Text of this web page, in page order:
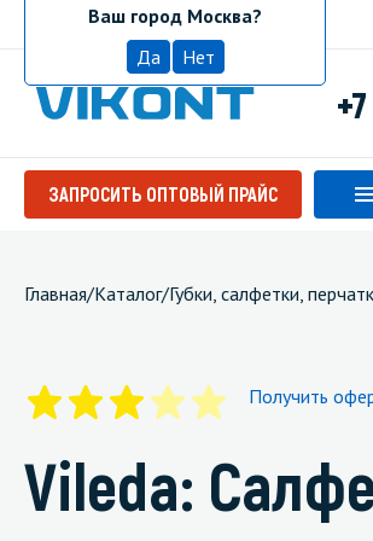
МоскваВаш город Москва?
Да
Нет
ЗАПРОСИТЬ ОПТОВЫЙ ПРАЙС
Главная/Каталог/Губки, салфетки,
Получить
Vileda: